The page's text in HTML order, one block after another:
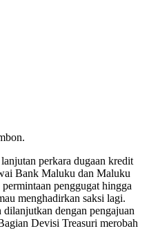
perkara dugaan kredit
Bank Maluku dan Maluku
penggugat hingga
menghadirkan saksi lagi.
dengan pengajuan
Devisi Treasuri merobah